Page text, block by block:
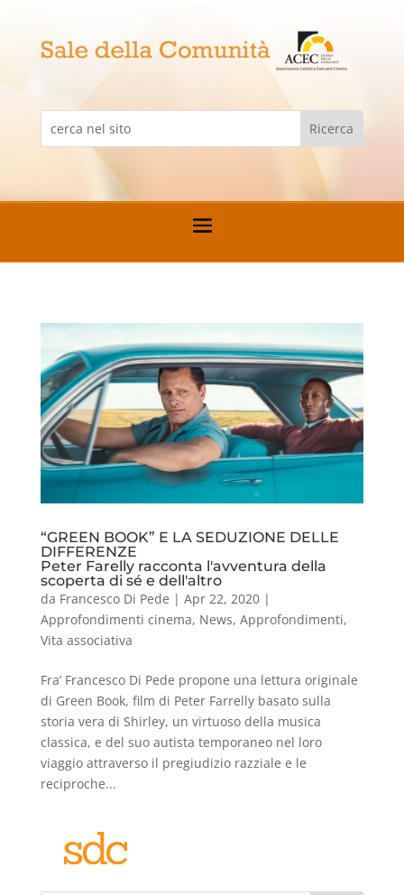
“GREEN BOOK” E LA SEDUZIONE DELLE
DIFFERENZE
Peter Farelly racconta l'avventura della
scoperta di sé e dell'altro
da Francesco Di Pede | Apr 22, 2020|
Approfondimenti cinema, News, Approfondimenti,
Vita associativa
Fra’ Francesco Di Pede propone una lettura originale
di Green Book, film di Peter Farrelly basato sulla
storia vera di Shirley, un virtuoso della musica
classica, e del suo autista temporaneo nel loro
viaggio attraverso il pregiudizio razziale e le
reciproche...